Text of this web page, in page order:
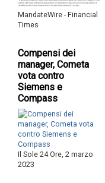
MandateWire - Financial
Times
Compensi dei
manager, Cometa
vota contro
Siemens e
Compass
Il Sole 24 Ore, 2 marzo
2023